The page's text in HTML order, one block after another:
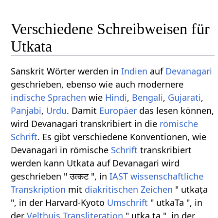
Verschiedene Schreibweisen für
Utkata
Sanskrit Wörter werden inIndien auf Devanagari
geschrieben, ebenso wie auch modernere
indische Sprachen wie Hindi, Bengali, Gujarati,
Panjabi, Urdu. Damit Europäer das lesen können,
wird Devanagari transkribiert in die römische
Schrift. Es gibt verschiedene Konventionen, wie
Devanagari in römische Schrift transkribiert
werden kann Utkata auf Devanagari wird
geschrieben " उत्कट ", inIAST wissenschaftliche
Transkription mit diakritischen Zeichen " utkaṭa
", in der Harvard-Kyoto Umschrift " utkaTa ", in